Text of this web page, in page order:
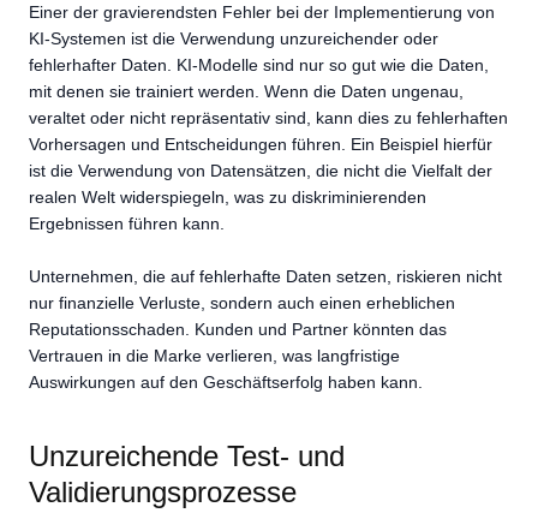
Einer der gravierendsten Fehler bei der Implementierung von
KI-Systemen ist die Verwendung unzureichender oder
fehlerhafter Daten. KI-Modelle sind nur so gut wie die Daten,
mit denen sie trainiert werden. Wenn die Daten ungenau,
veraltet oder nicht repräsentativ sind, kann dies zu fehlerhaften
Vorhersagen und Entscheidungen führen. Ein Beispiel hierfür
ist die Verwendung von Datensätzen, die nicht die Vielfalt der
realen Welt widerspiegeln, was zu diskriminierenden
Ergebnissen führen kann.
Unternehmen, die auf fehlerhafte Daten setzen, riskieren nicht
nur finanzielle Verluste, sondern auch einen erheblichen
Reputationsschaden. Kunden und Partner könnten das
Vertrauen in die Marke verlieren, was langfristige
Auswirkungen auf den Geschäftserfolg haben kann.
Unzureichende Test- und
Validierungsprozesse